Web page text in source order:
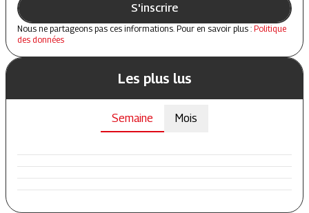
S'inscrire
Nous ne partageons pas ces informations. Pour en savoir plus : Politique
des données
Les plus lus
Semaine Mois